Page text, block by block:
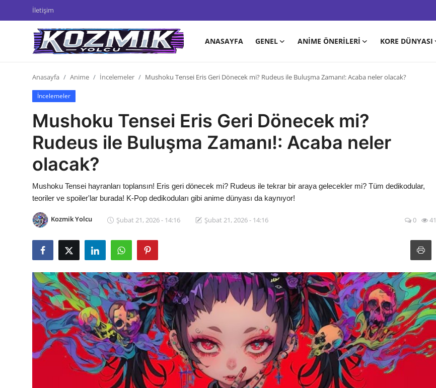
İletişim
ANASAYFA GENEL ANIME ÖNERILERI KORE DÜNYASI
Anime Önerileri
Kore Dünyası
Dizi & Film
Testler
Anasayfa Anime İncelemeler Mushoku Tensei Eris Geri Dönecek mi? Rudeus ile Buluşma Zamanı!: Acaba neler olacak?
İncelemeler
Mushoku Tensei Eris Geri Dönecek mi?
Rudeus ile Buluşma Zamanı!: Acaba neler
olacak?
Mushoku Tensei hayranları toplansın! Eris geri dönecek mi? Rudeus ile tekrar bir araya gelecekler mi? Tüm dedikodular,
teoriler ve spoiler'lar burada! K-Pop dedikoduları gibi anime dünyası da kaynıyor!
Kozmik Yolcu Şubat 21, 2026 - 14:16 Şubat 21, 2026 - 14:16 0 41